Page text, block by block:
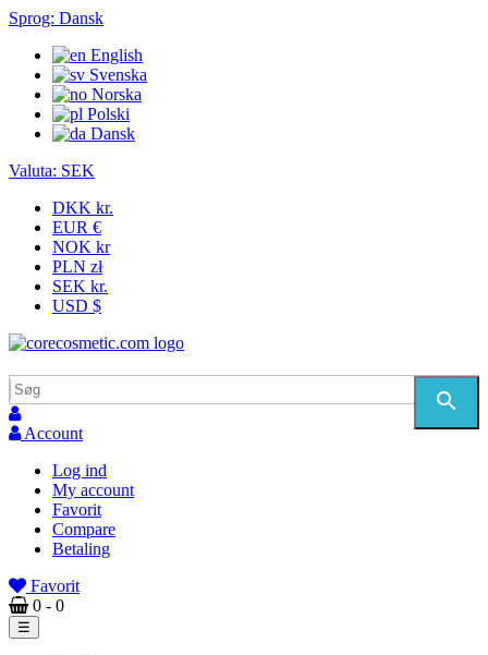
Sprog: Dansk
English
Svenska
Norska
Polski
Dansk
Valuta: SEK
DKK kr.
EUR €
NOK kr
PLN zł
SEK kr.
USD $
search
Account
Log ind
My account
Favorit
Compare
Betaling
Favorit
0 - 0
Toggle
navigation
☰